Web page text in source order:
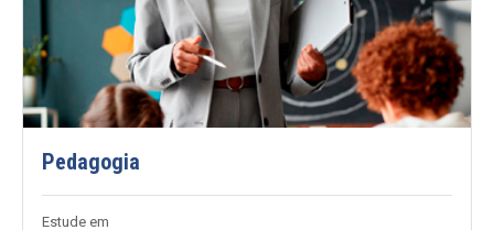
Pedagogia
Estude em